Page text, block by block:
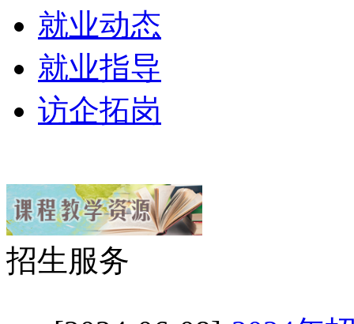
就业动态
就业指导
访企拓岗
招生服务